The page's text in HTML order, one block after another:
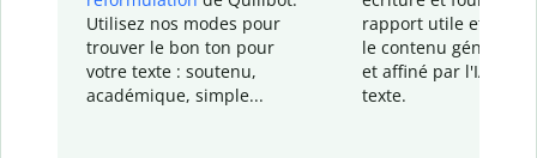
Utilisez nos modes pour
trouver le bon ton pour
votre texte : soutenu,
académique, simple...
rapport utile et
le contenu généré
et affiné par l'IA
texte.